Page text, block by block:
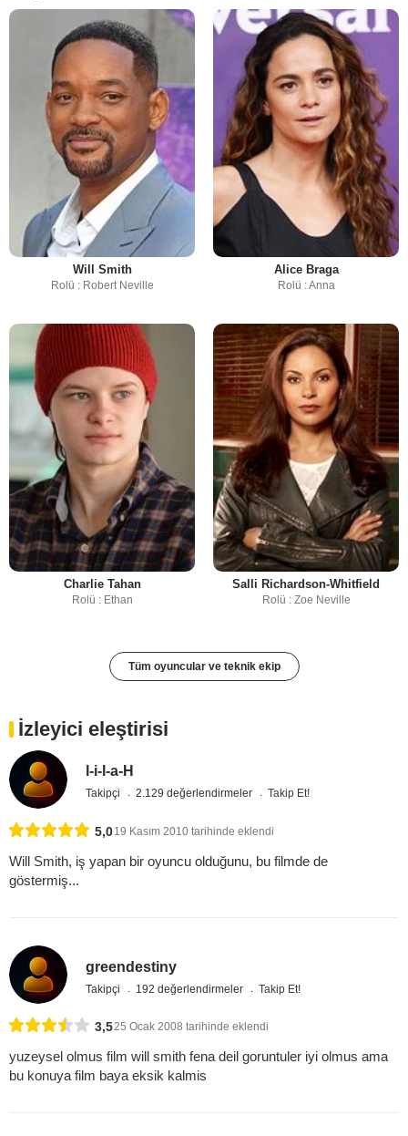
Will Smith
Rolü : Robert Neville
Alice Braga
Rolü : Anna
Charlie Tahan
Rolü : Ethan
Salli Richardson-Whitfield
Rolü : Zoe Neville
Tüm oyuncular ve teknik ekip
İzleyici eleştirisi
l-i-l-a-H
Takipçi 2.129 değerlendirmeler Takip Et!
5,019 Kasım 2010 tarihinde eklendi
Will Smith, iş yapan bir oyuncu olduğunu, bu filmde de
göstermiş...
greendestiny
Takipçi 192 değerlendirmeler Takip Et!
3,525 Ocak 2008 tarihinde eklendi
yuzeysel olmus film will smith fena deil goruntuler iyi olmus ama
bu konuya film baya eksik kalmis